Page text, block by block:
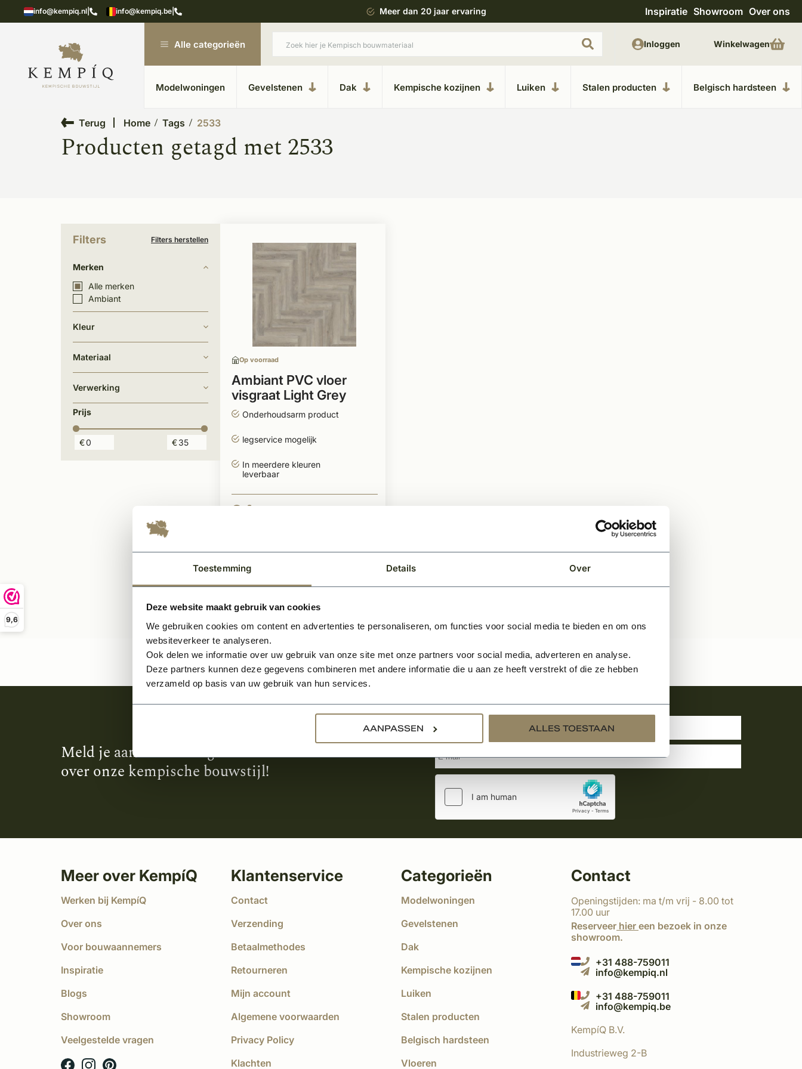
Toestemming Details Over
Deze website maakt gebruik van cookies
We gebruiken cookies om content en advertenties te personaliseren, om functies voor social media te bieden en om ons
websiteverkeer te analyseren.
Ook delen we informatie over uw gebruik van onze site met onze partners voor social media, adverteren en analyse.
Deze partners kunnen deze gegevens combineren met andere informatie die u aan ze heeft verstrekt of die ze hebben
verzameld op basis van uw gebruik van hun services.
AANPASSEN ALLES TOESTAAN
9,6
info@kempiq.nl info@kempiq.be
in Kesteren Unieke materialen in kempische bouwstijl Meer dan 20 jaar ervaring Uitgebreide showroom in Kesteren Unieke
Inspiratie Showroom Over ons
Alle categorieën
Modelwoningen Gevelstenen Dak Kempische kozijnen Luiken Stalen producten Belgisch hardsteen
Inloggen Winkelwagen
Terug Home Tags 2533
Producten getagd met 2533
Filters Filters herstellen
Merken
Alle merken
Ambiant
Kleur
Materiaal
Verwerking
Prijs
€ €
Op voorraad
Ambiant PVC vloer
visgraat Light Grey
Onderhoudsarm product
legservice mogelijk
In meerdere kleuren
leverbaar
34,-
Meld je aan en ontvang het laatste nieuws
over onze kempische bouwstijl!
Aanmelden voor de nieuwsbrief
Meer over KempíQ
Werken bij KempíQ
Over ons
Voor bouwaannemers
Inspiratie
Blogs
Showroom
Veelgestelde vragen
Klantenservice
Contact
Verzending
Betaalmethodes
Retourneren
Mijn account
Algemene voorwaarden
Privacy Policy
Klachten
Categorieën
Modelwoningen
Gevelstenen
Dak
Kempische kozijnen
Luiken
Stalen producten
Belgisch hardsteen
Vloeren
Contact
Openingstijden: ma t/m vrij - 8.00 tot
17.00 uur
Reserveer hier een bezoek in onze
showroom.
+31 488-759011
info@kempiq.nl
+31 488-759011
info@kempiq.be
KempíQ B.V.
Industrieweg 2-B